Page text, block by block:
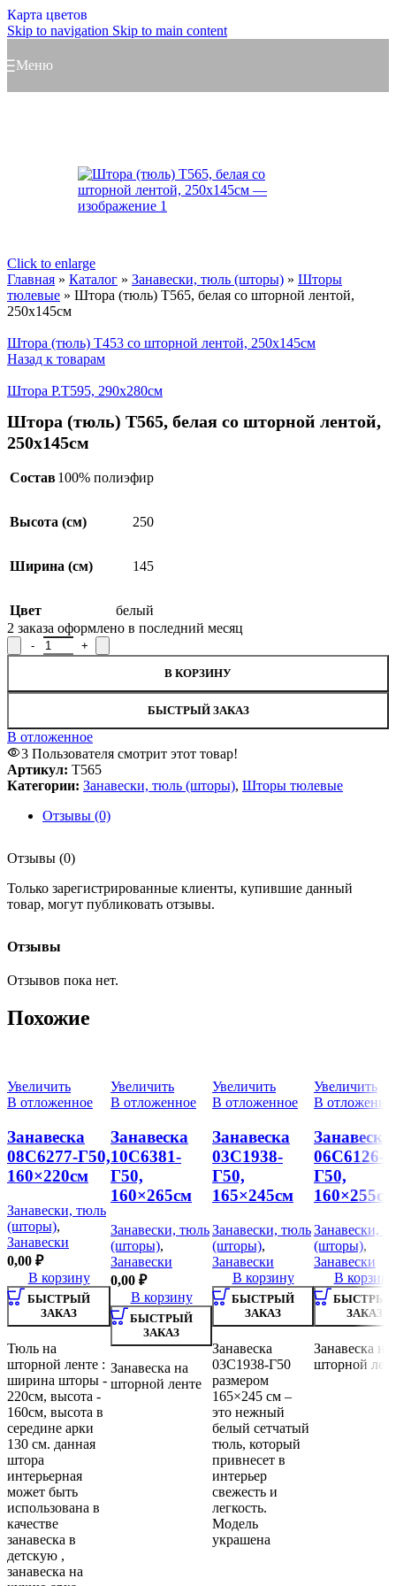
Карта цветов
Skip to navigation Skip to main content
Меню
Click to enlarge
Главная » Каталог » Занавески, тюль (шторы) » Шторы
тюлевые » Штора (тюль) Т565, белая со шторной лентой,
250х145см
Штора (тюль) Т453 со шторной лентой, 250х145см
Назад к товарам
Штора Р.Т595, 290х280см
Штора (тюль) Т565, белая со шторной лентой,
250х145см
Состав100% полиэфир
Высота (см) 250
Ширина (см) 145
Цвет
белый
2 заказа оформлено в последний месяц
Количество товара Штора (тюль) Т565, белая со шторной
В КОРЗИНУ
БЫСТРЫЙ ЗАКАЗ
В отложенное
3 Пользователя смотрит этот товар!
Артикул: Т565
Категории: Занавески, тюль (шторы), Шторы тюлевые
Отзывы (0)
Отзывы (0)
Отзывы
Отзывов пока нет.
Только зарегистрированные клиенты, купившие данный
товар, могут публиковать отзывы.
Похожие
Увеличить
В отложенное
Занавеска
08С6277-Г50,
160×220см
Занавески, тюль
(шторы),
Занавески
0,00 ₽
В корзину
БЫСТРЫЙ
ЗАКАЗ
Тюль на
шторной ленте :
ширина шторы -
220см, высота -
160см, высота в
середине арки
130 см. данная
штора
интерьерная
может быть
использована в
качестве
занавеска в
детскую ,
занавеска на
Увеличить
В отложенное
Занавеска
10С6381-
Г50,
160×265см
Занавески, тюль
(шторы),
Занавески
0,00 ₽
В корзину
БЫСТРЫЙ
ЗАКАЗ
Занавеска на
шторной ленте
Увеличить
В отложенное
Занавеска
03С1938-
Г50,
165×245см
Занавески, тюль
(шторы),
Занавески
В корзину
БЫСТРЫЙ
ЗАКАЗ
Занавеска
03С1938-Г50
размером
165×245 см –
это нежный
белый сетчатый
тюль, который
привнесет в
интерьер
свежесть и
легкость.
Модель
украшена
Увеличить
В
Занавеска
06С6126-
Г50,
160×255см
Занавески,
(шторы),
Занавески
В корзину
БЫСТРЫЙ
ЗАКАЗ
Занавеска на
шторной